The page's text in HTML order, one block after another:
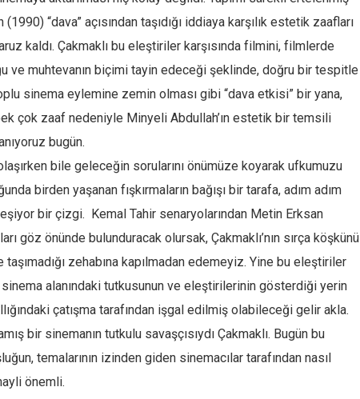
“dava” açısından taşıdığı iddiaya karşılık estetik zaafları
kaldı. Çakmaklı bu eleştiriler karşısında filmini, filmlerde
ve muhtevanın biçimi tayin edeceği şeklinde, doğru bir tespitle
sinema eylemine zemin olması gibi “dava etkisi” bir yana,
pek çok zaaf nedeniyle Minyeli Abdullah’ın estetik bir temsili
bugün.
bile geleceğin sorularını önümüze koyarak ufkumuzu
birden yaşanan fışkırmaların bağışı bir tarafa, adım adım
bir çizgi. Kemal Tahir senaryolarından Metin Erksan
göz önünde bulunduracak olursak, Çakmaklı’nın sırça köşkünü
zehabına kapılmadan edemeyiz. Yine bu eleştiriler
sinema alanındaki tutkusunun ve eleştirilerinin gösterdiği yerin
çatışma tarafından işgal edilmiş olabileceği gelir akla.
bir sinemanın tutkulu savaşçısıydı Çakmaklı. Bugün bu
temalarının izinden giden sinemacılar tarafından nasıl
önemli.